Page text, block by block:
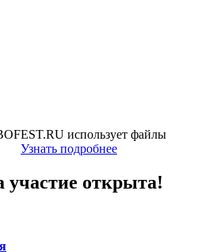
использует файлы
Узнать подробнее
участие открыта!